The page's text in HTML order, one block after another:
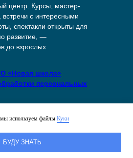
центр. Курсы, мастер-
встречи с интересными
спектакли открыты для
развитие, —
до взрослых.
«Новая школа»
персональных
используем файлы Куки
БУДУ ЗНАТЬ